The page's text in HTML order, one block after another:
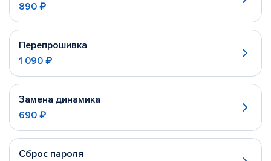
890 ₽
Перепрошивка
1 090 ₽
Замена динамика
690 ₽
Сброс пароля